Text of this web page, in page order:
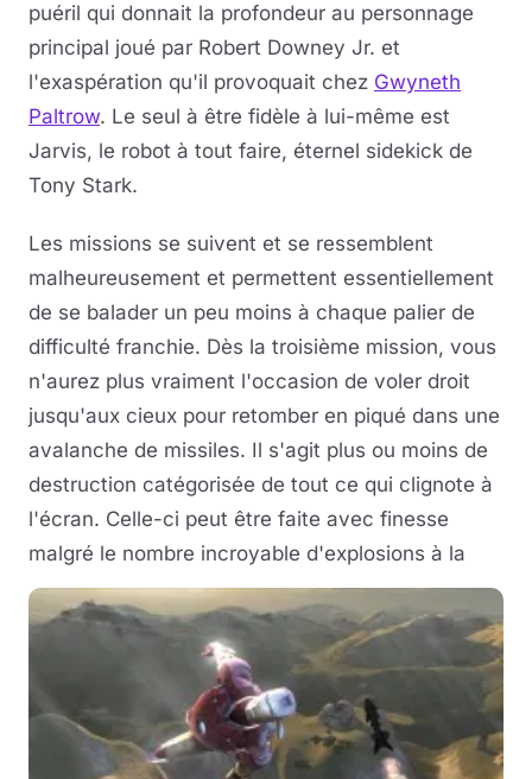
puéril qui donnait la profondeur au personnage
principal joué par Robert Downey Jr. et
l'exaspération qu'il provoquait chez Gwyneth
Paltrow. Le seul à être fidèle à lui-même est
Jarvis, le robot à tout faire, éternel sidekick de
Tony Stark.
Les missions se suivent et se ressemblent
malheureusement et permettent essentiellement
de se balader un peu moins à chaque palier de
difficulté franchie. Dès la troisième mission, vous
n'aurez plus vraiment l'occasion de voler droit
jusqu'aux cieux pour retomber en piqué dans une
avalanche de missiles. Il s'agit plus ou moins de
destruction catégorisée de tout ce qui clignote à
l'écran. Celle-ci peut être faite avec finesse
malgré le nombre incroyable d'explosions à la